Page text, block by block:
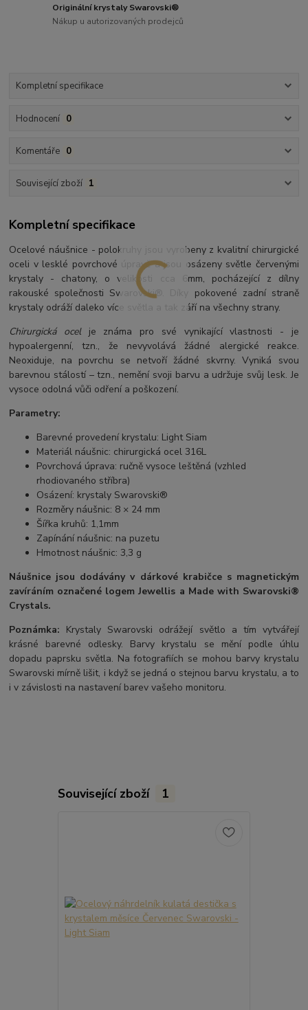
Originální krystaly Swarovski®
Nákup u autorizovaných prodejců
Kompletní specifikace
Hodnocení 0
Komentáře 0
Související zboží 1
Kompletní specifikace
Ocelové náušnice - polokruhy jsou vyrobeny z kvalitní chirurgické
oceli v lesklé povrchové úpravě a jsou osázeny světle červenými
krystaly - chatony, o velikosti cca 6mm, pocházející z dílny
rakouské společnosti Swarovski®. Díky pokovené zadní straně
krystaly odráží daleko více světla a tak září na všechny strany.
Chirurgická ocelje známa pro své vynikající vlastnosti - je
hypoalergenní, tzn., že nevyvolává žádné alergické reakce.
Neoxiduje, na povrchu se netvoří žádné skvrny. Vyniká svou
barevnou stálostí – tzn., nemění svoji barvu a udržuje svůj lesk. Je
vysoce odolná vůči odření a poškození.
Parametry:
Barevné provedení krystalu: Light Siam
Materiál náušnic: chirurgická ocel 316L
Povrchová úprava: ručně vysoce leštěná (vzhled
rhodiovaného stříbra)
Osázení: krystaly Swarovski®
Rozměry náušnic: 8 × 24 mm
Šířka kruhů: 1,1mm
Zapínání náušnic: na puzetu
Hmotnost náušnic: 3,3 g
Náušnice jsou dodávány v dárkové krabičce s magnetickým
zavíráním označené logem Jewellis a Made with Swarovski®
Crystals.
Poznámka: Krystaly Swarovski odrážejí světlo a tím vytvářejí
krásné barevné odlesky. Barvy krystalu se mění podle úhlu
dopadu paprsku světla. Na fotografiích se mohou barvy krystalu
Swarovski mírně lišit, i když se jedná o stejnou barvu krystalu, a to
i v závislosti na nastavení barev vašeho monitoru.
Související zboží 1